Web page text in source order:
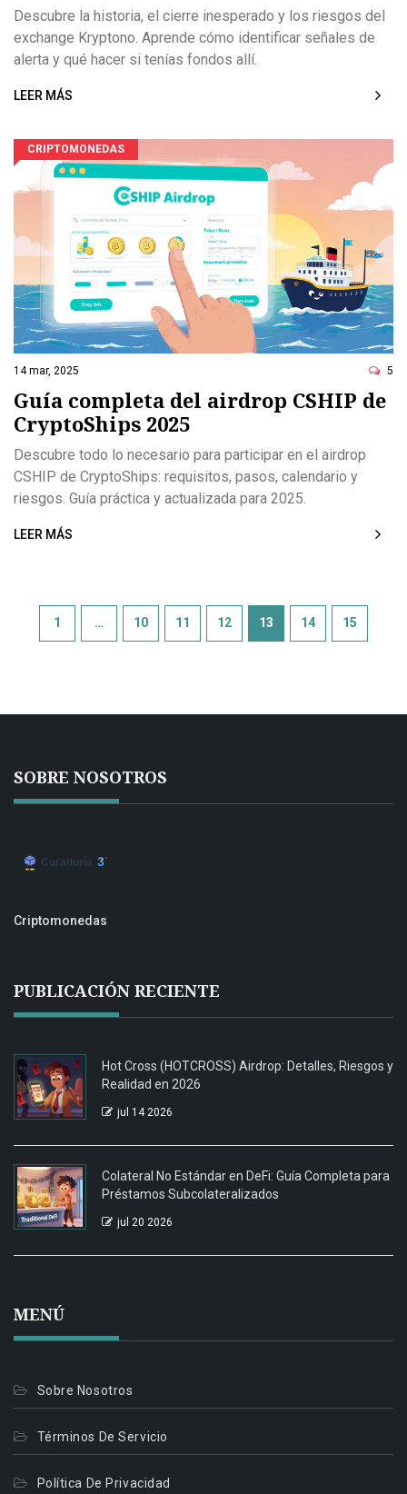
Descubre la historia, el cierre inesperado y los riesgos del
exchange Kryptono. Aprende cómo identificar señales de
alerta y qué hacer si tenías fondos allí.
LEER MÁS
CRIPTOMONEDAS
14 mar, 2025 5
Guía completa del airdrop CSHIP de
CryptoShips 2025
Descubre todo lo necesario para participar en el airdrop
CSHIP de CryptoShips: requisitos, pasos, calendario y
riesgos. Guía práctica y actualizada para 2025.
LEER MÁS
1 … 10 11 12 13 14 15
SOBRE NOSOTROS
Criptomonedas
PUBLICACIÓN RECIENTE
Hot Cross (HOTCROSS) Airdrop: Detalles, Riesgos y
Realidad en 2026
jul 14 2026
Colateral No Estándar en DeFi: Guía Completa para
Préstamos Subcolateralizados
jul 20 2026
MENÚ
Sobre Nosotros
Términos De Servicio
Política De Privacidad